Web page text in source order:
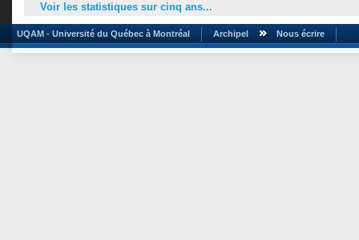
Voir les statistiques sur cinq ans...
UQAM - Université du Québec à Montréal Archipel Nous écrire